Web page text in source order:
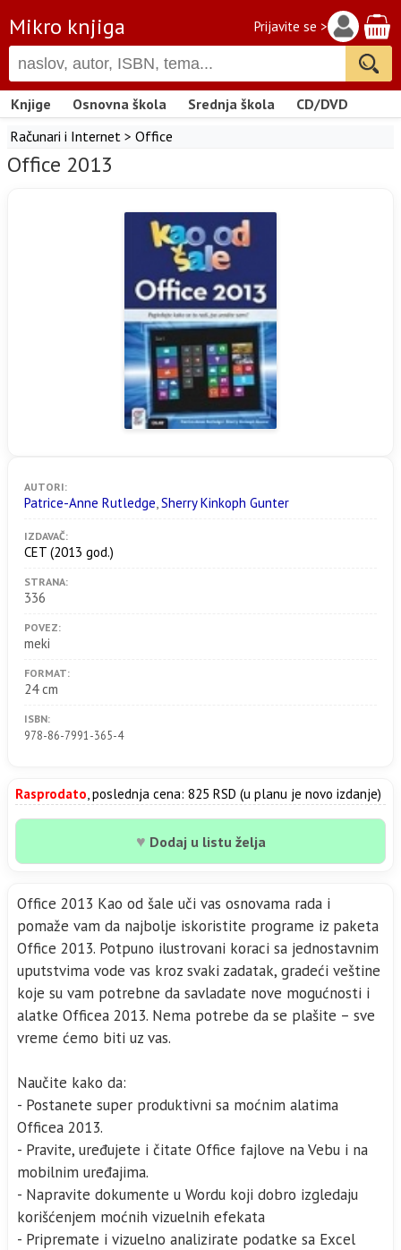
Mikro knjiga Prijavite se >
Knjige Osnovna škola Srednja škola
CD/DVD
Računari i Internet > Office
Office 2013
AUTORI:
Patrice-Anne Rutledge Sherry Kinkoph Gunter
IZDAVAČ:
CET (2013 god.)
STRANA:
336
POVEZ:
meki
FORMAT:
24 cm
ISBN:
978-86-7991-365-4
Rasprodato , poslednja cena: 825 RSD (u planu je novo izdanje)
♥ Dodaj u listu želja
Office 2013 Kao od šale uči vas osnovama rada i
pomaže vam da najbolje iskoristite programe iz paketa
Office 2013. Potpuno ilustrovani koraci sa jednostavnim
uputstvima vode vas kroz svaki zadatak, gradeći veštine
koje su vam potrebne da savladate nove mogućnosti i
alatke Officea 2013. Nema potrebe da se plašite – sve
vreme ćemo biti uz vas.
Naučite kako da:
- Postanete super produktivni sa moćnim alatima
Officea 2013.
- Pravite, uređujete i čitate Office fajlove na Vebu i na
mobilnim uređajima.
- Napravite dokumente u Wordu koji dobro izgledaju
korišćenjem moćnih vizuelnih efekata
- Pripremate i vizuelno analizirate podatke sa Excel